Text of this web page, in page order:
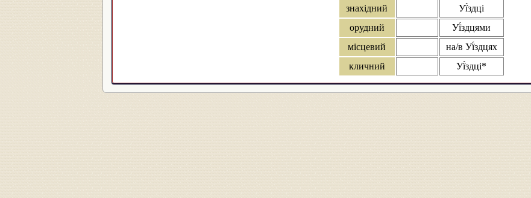
знахідний
Уї́здці
орудний
Уї́здцями
місцевий
на/в Уї́здцях
кличний
Уї́здці*